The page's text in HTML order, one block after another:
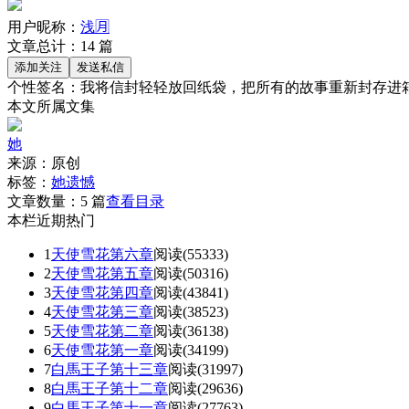
用户昵称： 浅🈷
文章总计： 14 篇
个性签名： 我将信封轻轻放回纸袋，把所有的故事重新封存进
本文所属文集
她
来源： 原创
标签： 她遗憾
文章数量： 5 篇查看目录
本栏近期热门
1 天使雪花第六章阅读(55333)
2天使雪花第五章阅读(50316)
3天使雪花第四章阅读(43841)
4天使雪花第三章阅读(38523)
5天使雪花第二章阅读(36138)
6天使雪花第一章阅读(34199)
7白馬王子第十三章阅读(31997)
8白馬王子第十二章阅读(29636)